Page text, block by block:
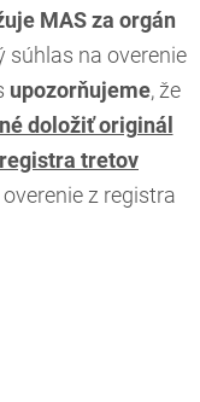
MAS za orgán
súhlas na overenie
upozorňujeme, že
doložiť originál
tretov
z registra